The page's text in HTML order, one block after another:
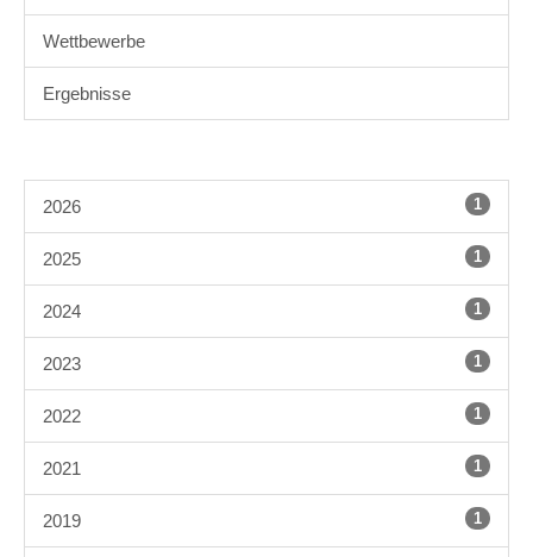
Wettbewerbe
Ergebnisse
2026 1
2025 1
2024 1
2023 1
2022 1
2021 1
2019 1